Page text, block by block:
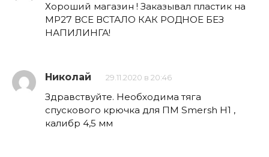
Хороший магазин ! Заказывал пластик на
МР27 ВСЕ ВСТАЛО КАК РОДНОЕ БЕЗ
НАПИЛИНГА!
Николай 29.11.2020 в 20:46
Здравствуйте. Необходима тяга
спускового крючка для ПМ Smersh H1 ,
калибр 4,5 мм